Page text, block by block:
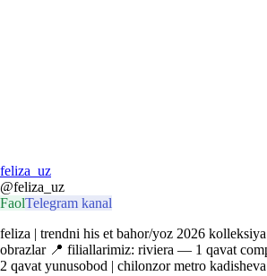
feliza_uz
@feliza_uz
FaolTelegram kanal
feliza | trendni his et bahor/yoz 2026
obrazlar 📍 filiallarimiz: rivierа — 1 qavat
2 qavat yunusobod | chilonzor metro